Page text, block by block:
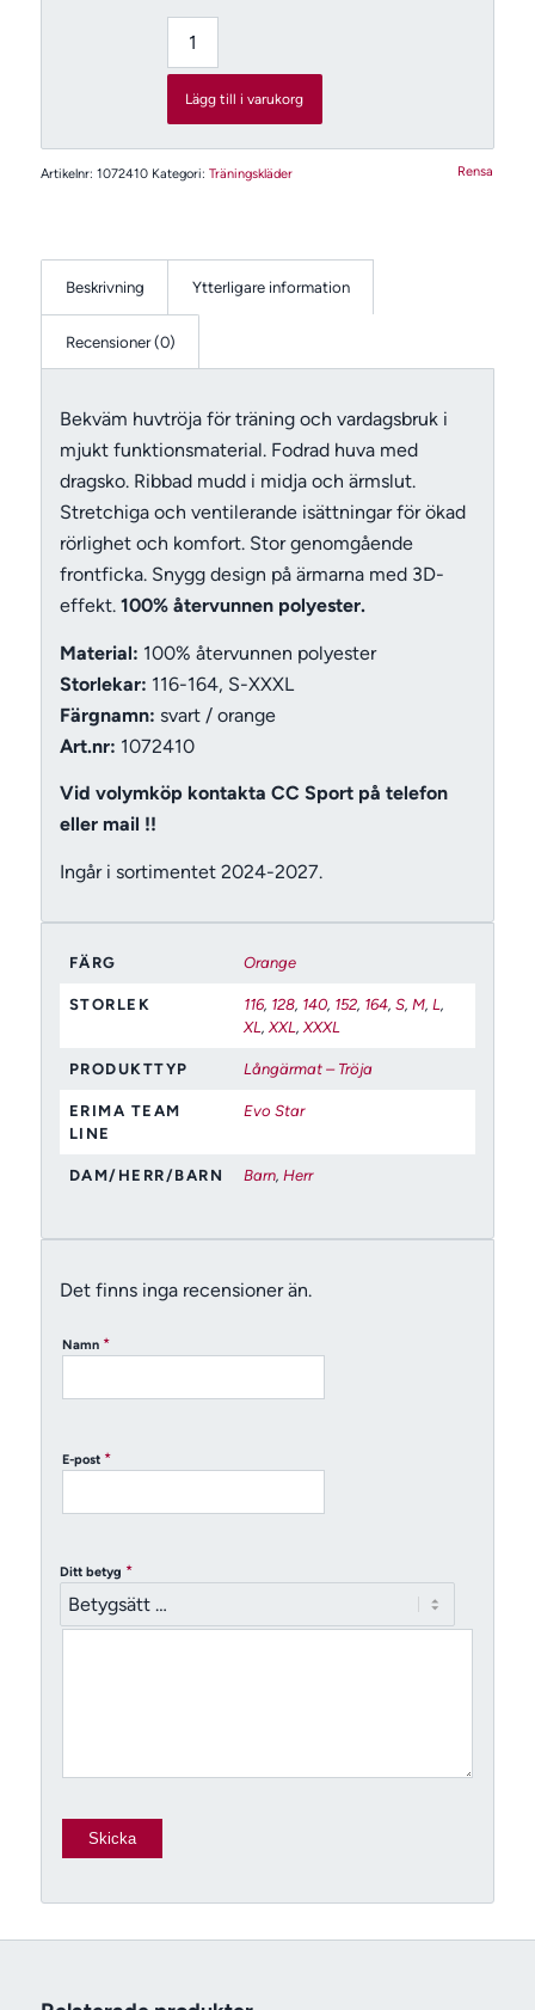
Rensa
Lägg till i varukorg
Artikelnr: 1072410 Kategori: Träningskläder
Beskrivning Ytterligare information
Recensioner (0)
Bekväm huvtröja för träning och vardagsbruk i
mjukt funktionsmaterial. Fodrad huva med
dragsko. Ribbad mudd i midja och ärmslut.
Stretchiga och ventilerande isättningar för ökad
rörlighet och komfort. Stor genomgående
frontficka. Snygg design på ärmarna med 3D-
effekt. 100% återvunnen polyester.
Material: 100% återvunnen polyester
Storlekar: 116-164, S-XXXL
Färgnamn: svart / orange
Art.nr: 1072410
Vid volymköp kontakta CC Sport på telefon
eller mail !!
Ingår i sortimentet 2024-2027.
FÄRG Orange
STORLEK 116, 128, 140, 152, 164, S, M, L,
XL,XXL,XXXL
PRODUKTTYP Långärmat – Tröja
ERIMA TEAM
LINE
Evo Star
DAM/HERR/BARN Barn, Herr
Det finns inga recensioner än.
Namn *
E-post *
Ditt betyg *